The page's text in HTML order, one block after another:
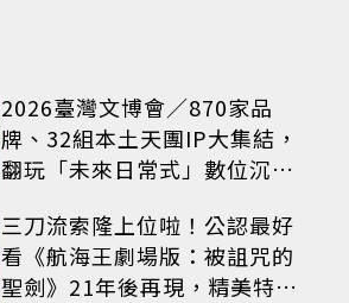
2026臺灣文博會／870家品
牌、32組本土天團IP大集結，
翻玩「未來日常式」數位沉浸
三刀流索隆上位啦！公認最好
看《航海王劇場版：被詛咒的
聖劍》21年後再現，精美特典